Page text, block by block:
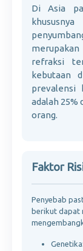
Di Asia
refraksi
kebutaan
prevalensi
adalah 25%
orang.
Faktor
Penyebab
berikut dapat